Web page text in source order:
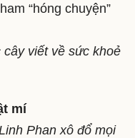
“hóng chuyện”
cây viết về sức khoẻ
mí
Phan xô đổ mọi